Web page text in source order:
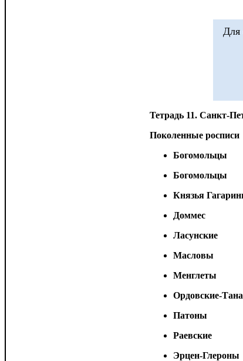
Для
Тетрадь 11. Санкт-
Поколенные росписи
Богомольцы
Богомольцы
Князья
Доммес
Ласунские
Масловы
Менглеты
Ордовские-
Патоны
Раевские
Эрцен-Глероны